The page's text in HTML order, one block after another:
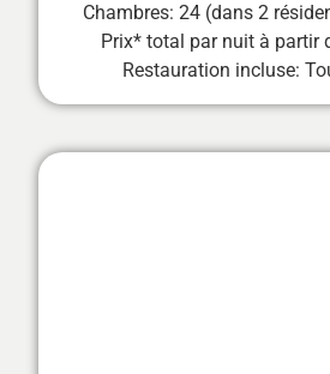
Chambres: 24 (dans 2
Prix* total par nuit à partir
Restauration incluse: